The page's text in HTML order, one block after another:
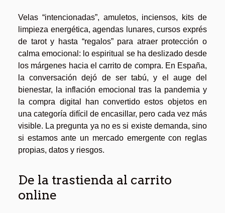
Velas “intencionadas”, amuletos, inciensos, kits de
limpieza energética, agendas lunares, cursos exprés
de tarot y hasta “regalos” para atraer protección o
calma emocional: lo espiritual se ha deslizado desde
los márgenes hacia el carrito de compra. En España,
la conversación dejó de ser tabú, y el auge del
bienestar, la inflación emocional tras la pandemia y
la compra digital han convertido estos objetos en
una categoría difícil de encasillar, pero cada vez más
visible. La pregunta ya no es si existe demanda, sino
si estamos ante un mercado emergente con reglas
propias, datos y riesgos.
De la trastienda al carrito
online